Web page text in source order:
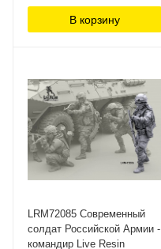
В корзину
LRM72085 Современный
солдат Российской Армии -
командир Live Resin